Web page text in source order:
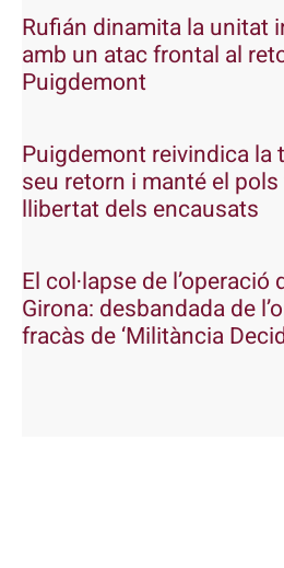
Rufián dinamita la unitat
amb un atac frontal al
Puigdemont
Puigdemont reivindica la
seu retorn i manté el
llibertat dels encausats
El col·lapse de
Girona: desbandada de
fracàs de ‘Militància